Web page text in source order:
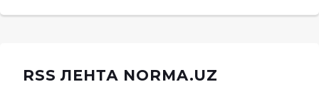
RSS ЛЕНТА NORMA.UZ